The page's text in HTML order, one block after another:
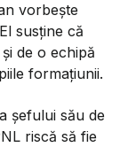
vorbește
susține că
de o echipă
formațiunii.
șefului său de
riscă să fie